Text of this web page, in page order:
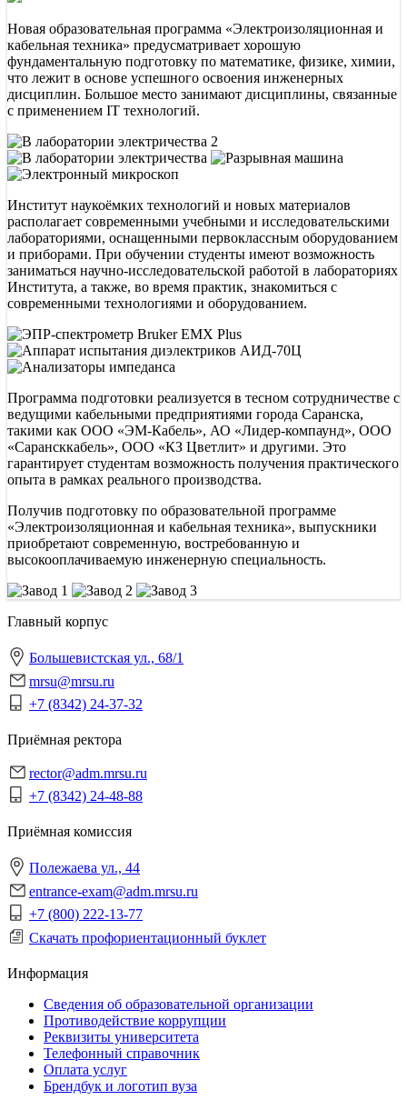
Новая образовательная программа «Электроизоляционная и
кабельная техника» предусматривает хорошую
фундаментальную подготовку по математике, физике, химии,
что лежит в основе успешного освоения инженерных
дисциплин. Большое место занимают дисциплины, связанные
с применением IT технологий.
Институт наукоёмких технологий и новых материалов
располагает современными учебными и исследовательскими
лабораториями, оснащенными первоклассным оборудованием
и приборами. При обучении студенты имеют возможность
заниматься научно-исследовательской работой в лабораториях
Института, а также, во время практик, знакомиться с
современными технологиями и оборудованием.
Программа подготовки реализуется в тесном сотрудничестве с
ведущими кабельными предприятиями города Саранска,
такими как ООО «ЭМ-Кабель», АО «Лидер-компаунд», ООО
«Сарансккабель», ООО «КЗ Цветлит» и другими. Это
гарантирует студентам возможность получения практического
опыта в рамках реального производства.
Получив подготовку по образовательной программе
«Электроизоляционная и кабельная техника», выпускники
приобретают современную, востребованную и
высокооплачиваемую инженерную специальность.
Главный корпус
Большевистская ул., 68/1
mrsu@mrsu.ru
+7 (8342) 24-37-32
Приёмная ректора
rector@adm.mrsu.ru
+7 (8342) 24-48-88
Приёмная комиссия
Полежаева ул., 44
entrance-exam@adm.mrsu.ru
+7 (800) 222-13-77
Скачать профориентационный буклет
Информация
Сведения об образовательной организации
Противодействие коррупции
Реквизиты университета
Телефонный справочник
Оплата услуг
Брендбук и логотип вуза